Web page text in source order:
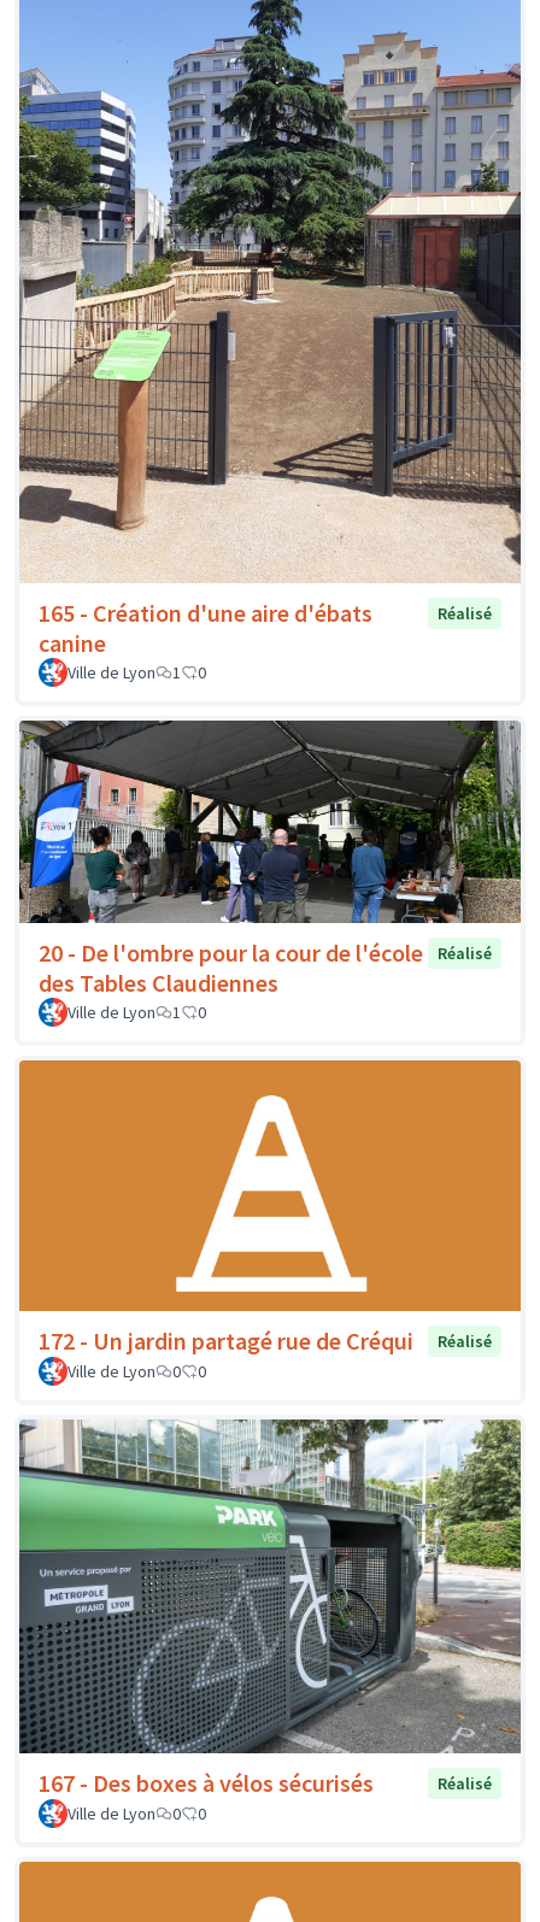
165 - Création d'une aire d'ébats
canine
Réalisé
Ville de Lyon 1 0
20 - De l'ombre pour la cour de l'école
des Tables Claudiennes
Réalisé
Ville de Lyon 1 0
172 - Un jardin partagé rue de Créqui
Réalisé
Ville de Lyon
0 0
167 - Des boxes à vélos sécurisés
Réalisé
Ville de Lyon
0 0